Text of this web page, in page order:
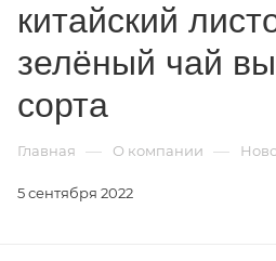
китайский
зелёный чай
сорта
Главная — О компании —
5 сентября 2022